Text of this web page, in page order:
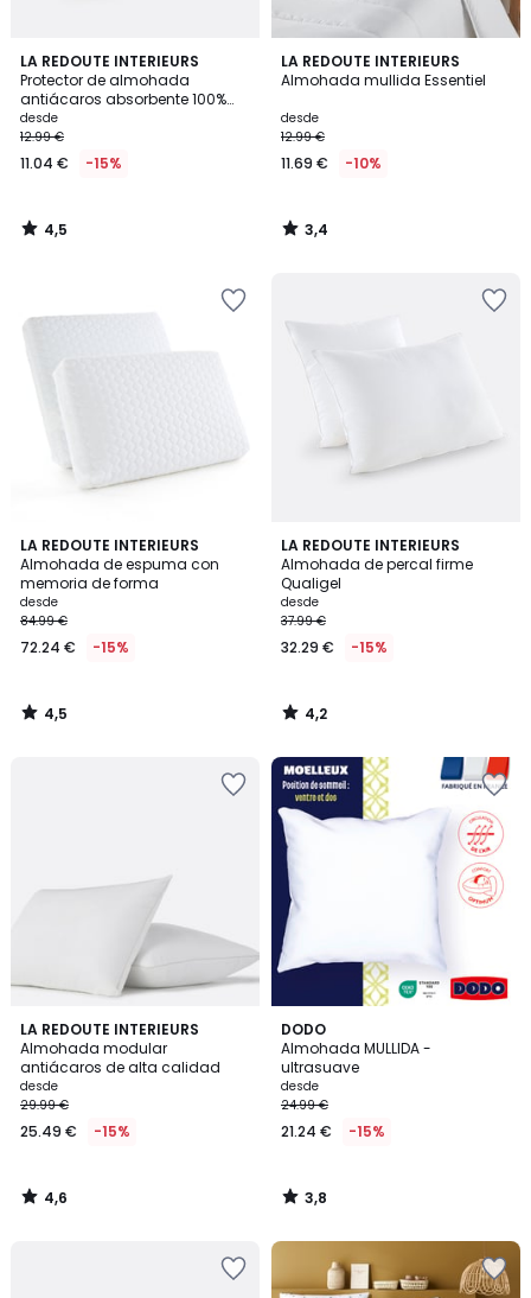
LA REDOUTE INTERIEURS
Protector de almohada
antiácaros absorbente 100%
algodón
desde
12.99 €
11.04 € -15%
4,5
/ 5
4,5
/
LA REDOUTE INTERIEURS
Almohada mullida Essentiel
desde
12.99 €
11.69 € -10%
3,4
/ 5
3,4
/
LA REDOUTE INTERIEURS
Almohada de espuma con
memoria de forma
desde
84.99 €
72.24 € -15%
4,5
/ 5
4,5
/
LA REDOUTE INTERIEURS
Almohada de percal firme
Qualigel
desde
37.99 €
32.29 € -15%
4,2
/ 5
4,2
/
LA REDOUTE INTERIEURS
Almohada modular
antiácaros de alta calidad
desde
29.99 €
25.49 € -15%
4,6
/ 5
4,6
/
DODO
Almohada MULLIDA -
ultrasuave
desde
24.99 €
21.24 € -15%
3,8
/ 5
3,8
/